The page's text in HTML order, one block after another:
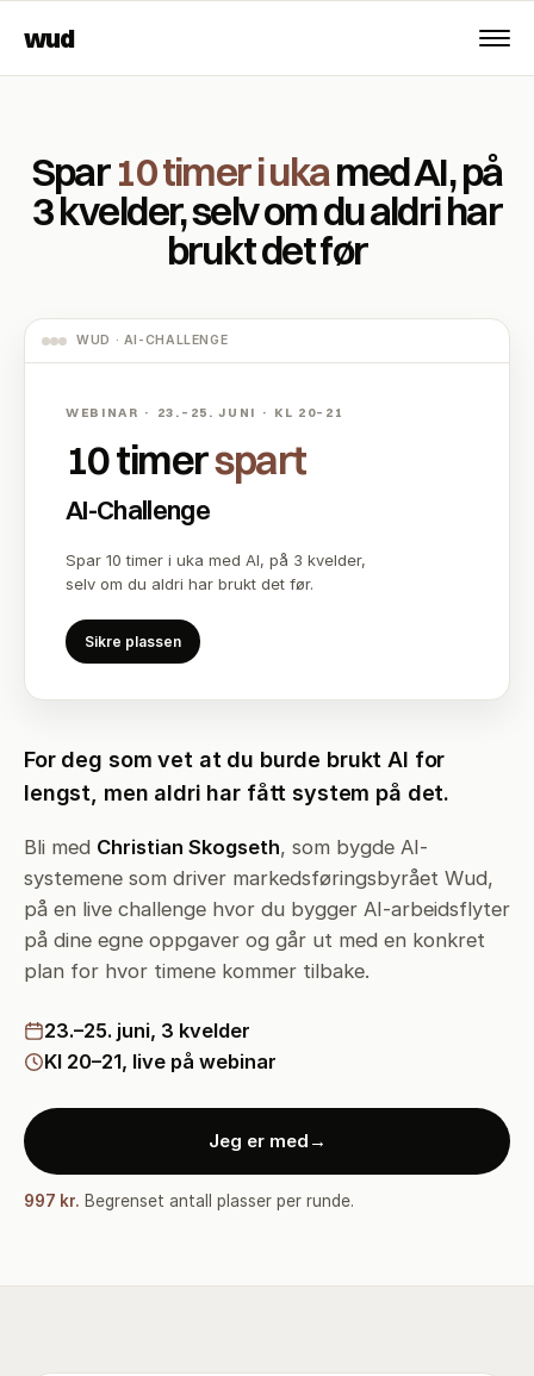
wud
Spar10 timer i ukamed AI, på
3 kvelder, selv om du aldri har
brukt det før
WUD · AI-CHALLENGE
WEBINAR · 23.–25. JUNI · KL 20–21
10 timerspart
AI-Challenge
Spar 10 timer i uka med AI, på 3 kvelder,
selv om du aldri har brukt det før.
Sikre plassen
For deg som vet at du burde brukt AI for
lengst, men aldri har fått system på det.
Bli med Christian Skogseth, som bygde AI-
systemene som driver markedsføringsbyrået Wud,
på en live challenge hvor du bygger AI-arbeidsflyter
på dine egne oppgaver og går ut med en konkret
plan for hvor timene kommer tilbake.
23.–25. juni, 3 kvelder
Kl 20–21, live på webinar
Jeg er med →
997 kr. Begrenset antall plasser per runde.